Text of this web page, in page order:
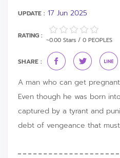
UPDATE : 17 Jun 2025
RATING :
~0.00 Stars / 0 PEOPLES
SHARE :
A man who can get
Even though he was born
captured by a tyrant and
debt of vengeance that